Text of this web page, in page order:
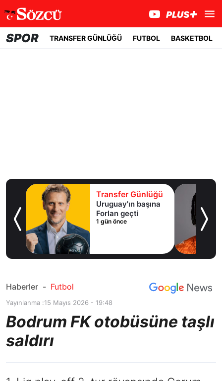
SPOR TRANSFER GÜNLÜĞÜ FUTBOL BASKETBOL
Transfer Günlüğü
Uruguay'ın başına
Forlan geçti
1 gün önce
Haberler - Futbol
Yayınlanma :15 Mayıs 2026 - 19:48
Bodrum FK otobüsüne taşlı
saldırı